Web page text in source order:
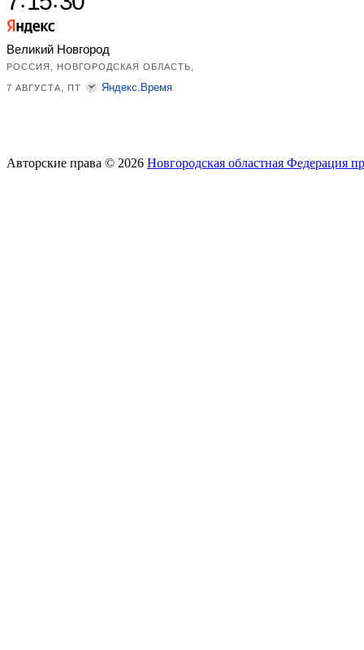
Авторские права © 2026 Новгородская областная Федерация